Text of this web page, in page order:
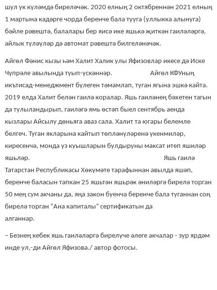
шул ук күләмдә биреләчәк. 2020 елның 2 октябреннән 2021 елның
1 мартына кадәрге чорда беренче бала тууга (уллыкка алынуга)
бәйле рәвештә, балалары бер яисә ике яшькә җиткән гаиләләргә,
айлык түләүләр дә автомат рәвештә билгеләнәчәк.
Айгөл Фәнис кызы һәм Халит Халик улы Яфизовлар икесе дә Иске
Чүпрәле авылында туып-үскәннәр. Айгөл КФУның
икътисад-менеджмент бүлеген тәмамлап, туган ягына эшкә кайта.
2019 елда Халит белән гаилә коралар. Яшь гаиләнең бәхетен тагын
да тулыландырып, гаиләгә ямь өстәп быел сентябрь аенда
кызлары Айсылу дөньяга аваз сала. Халит та югары белемле
белгеч. Туган якларына кайтып төпләнүләренә үкенмиләр,
киресенчә, монда үз куышларын булдыруны максат итеп яшиләр
яшьләр. Яшь гаилә
Татарстан Республикасы Хөкүмәте тарафыннан авылда яшәп,
беренче баласын тапкан 25 яшьтән яшьрәк әниләргә бирелә торган
50 мең сум акчаны да, яңа закон буенча беренче бала туганнан соң
бирелә торган “Ана капиталы” сертификатын да
алганнар.
– Безнең кебек яшь гаиләләргә бирелүче әлеге акчалар - зур ярдәм
инде ул,-ди Айгөл Яфизова./ автор фотосы.